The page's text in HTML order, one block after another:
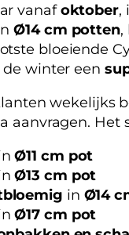
vanafoktober,
Ø14 cm potten,
bloeiende
de winter een
wekelijks
aanvragen. Het
Ø11 cm pot
Ø13 cm pot
in Ø14
Ø17 cm pot